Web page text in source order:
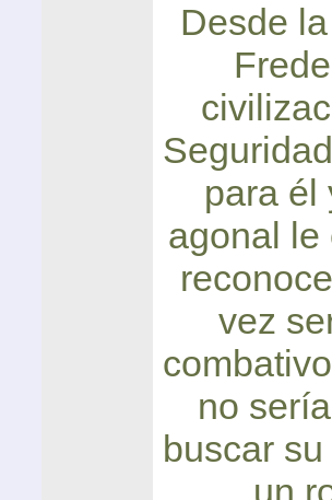
Desde
para él
agonal le
vez
no
buscar
un